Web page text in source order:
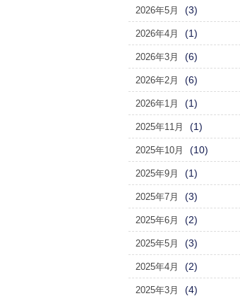
2026年5月 (3)
2026年4月 (1)
2026年3月 (6)
2026年2月 (6)
2026年1月 (1)
2025年11月 (1)
2025年10月 (10)
2025年9月 (1)
2025年7月 (3)
2025年6月 (2)
2025年5月 (3)
2025年4月 (2)
2025年3月 (4)